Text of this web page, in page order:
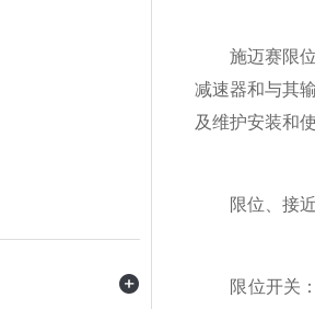
施迈赛限位
减速器和与其
及维护安装和
限位、接近
限位开关：